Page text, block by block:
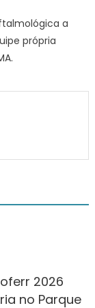
a
própria
2026
no Parque